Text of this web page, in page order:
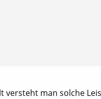
versteht man solche